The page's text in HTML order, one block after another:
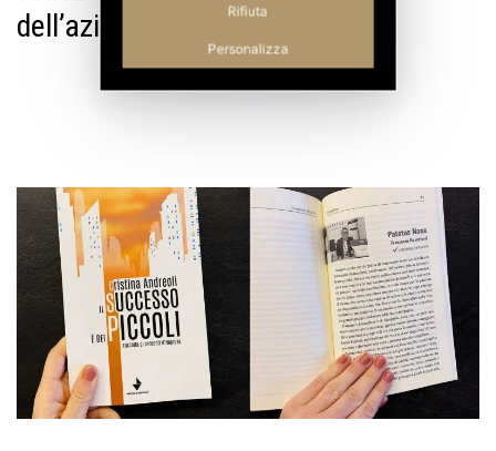
dell’azienda Fabi
Rifiuta
Personalizza